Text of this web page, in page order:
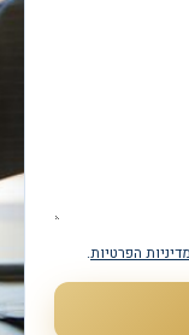
מדיניות הפרטיות.